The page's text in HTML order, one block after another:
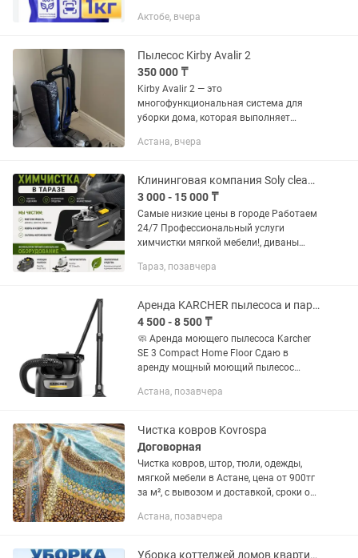
Любая хозяйка оценит данный
идеальное...
Актобе, вчера
Пылесос Kirby Avalir 2
350 000 ₸
Kirby Avalir 2 — это
многофункциональная система для
уборки дома, которая выполняет
ковров и твердых полов. Глубокая
и шерсти...
Астана, вчера
Клининговая компания Soly cleaning Химчистка в Таразе
3 000 - 15 000 ₸
Самые низкие цены в городе Работаем
24/7 Профессиональный услуги
химчистки мягкой мебели!, диваны
матрасы5000-10000 тг ковров кв м
Тараз, позавчера
Аренда KARCHER пылесоса и пароочистителя
4 500 - 8 500 ₸
🧼 Аренда моющего пылесоса Karcher
SE 3 Compact Home Floor Сдаю в
аренду мощный моющий пылесос
глубокой чистки ковров, диванов,
Астана, позавчера
Чистка ковров Kovrospa
Договорная
Чистка ковров, штор, тюли, одежды,
мягкой мебели в Астане, цена от 900тг
за м², с вывозом и доставкой, сроки от
Астана, позавчера
Уборка коттеджей домов квартир тех помещений